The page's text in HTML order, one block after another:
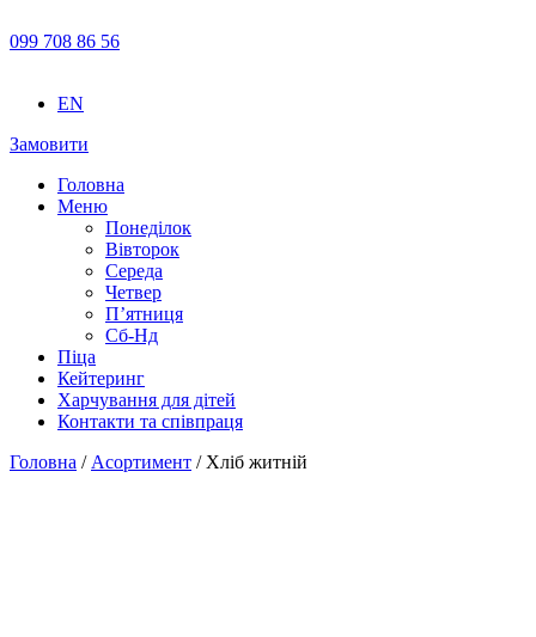
099 708 86 56
EN
Замовити
Головна
Меню
Понеділок
Вівторок
Середа
Четвер
П’ятниця
Сб-Нд
Піца
Кейтеринг
Харчування для дітей
Контакти та співпраця
Головна / Асортимент / Хліб житній